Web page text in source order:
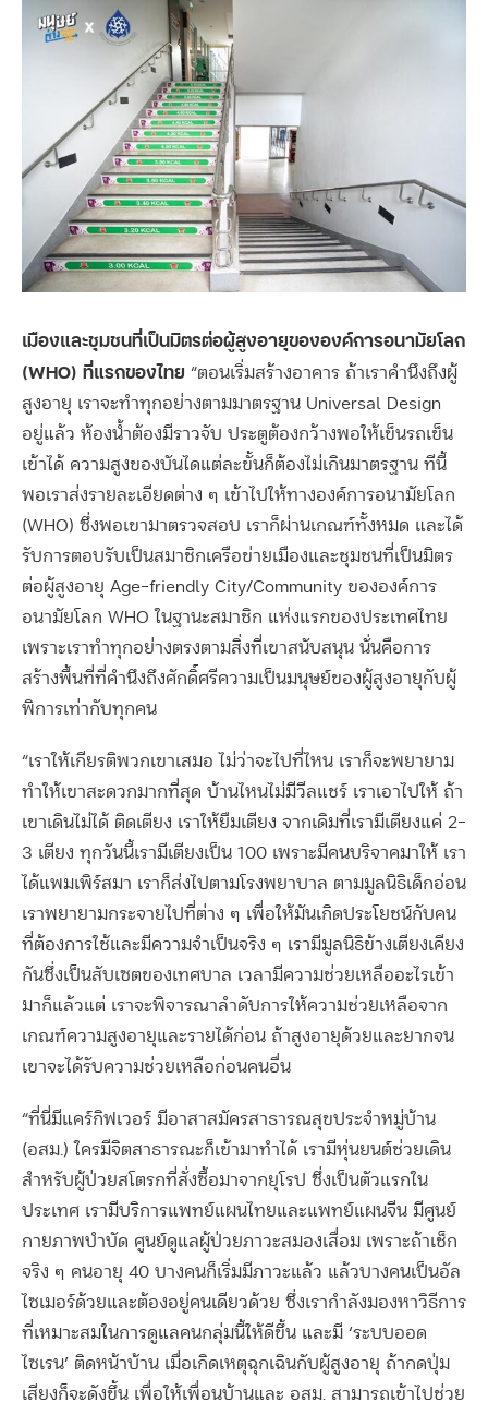
เมืองและชุมชนที่เป็นมิตรต่อผู้สูงอายุขององค์การอนามัยโลก
(WHO) ที่แรกของไทย “ตอนเริ่มสร้างอาคาร ถ้าเราคำนึงถึงผู้
สูงอายุ เราจะทำทุกอย่างตามมาตรฐาน Universal Design
อยู่แล้ว ห้องน้ำต้องมีราวจับ ประตูต้องกว้างพอให้เข็นรถเข็น
เข้าได้ ความสูงของบันไดแต่ละขั้นก็ต้องไม่เกินมาตรฐาน ทีนี้
พอเราส่งรายละเอียดต่าง ๆ เข้าไปให้ทางองค์การอนามัยโลก
(WHO) ซึ่งพอเขามาตรวจสอบ เราก็ผ่านเกณฑ์ทั้งหมด และได้
รับการตอบรับเป็นสมาชิกเครือข่ายเมืองและชุมชนที่เป็นมิตร
ต่อผู้สูงอายุ Age-friendly City/Community ขององค์การ
อนามัยโลก WHO ในฐานะสมาชิก แห่งแรกของประเทศไทย
เพราะเราทำทุกอย่างตรงตามสิ่งที่เขาสนับสนุน นั่นคือการ
สร้างพื้นที่ที่คำนึงถึงศักดิ์ศรีความเป็นมนุษย์ของผู้สูงอายุกับผู้
พิการเท่ากับทุกคน
“เราให้เกียรติพวกเขาเสมอ ไม่ว่าจะไปที่ไหน เราก็จะพยายาม
ทำให้เขาสะดวกมากที่สุด บ้านไหนไม่มีวีลแชร์ เราเอาไปให้ ถ้า
เขาเดินไม่ได้ ติดเตียง เราให้ยืมเตียง จากเดิมที่เรามีเตียงแค่ 2-
3 เตียง ทุกวันนี้เรามีเตียงเป็น 100 เพราะมีคนบริจาคมาให้ เรา
ได้แพมเพิร์สมา เราก็ส่งไปตามโรงพยาบาล ตามมูลนิธิเด็กอ่อน
เราพยายามกระจายไปที่ต่าง ๆ เพื่อให้มันเกิดประโยชน์กับคน
ที่ต้องการใช้และมีความจำเป็นจริง ๆ เรามีมูลนิธิข้างเตียงเคียง
กันซึ่งเป็นสับเซตของเทศบาล เวลามีความช่วยเหลืออะไรเข้า
มาก็แล้วแต่ เราจะพิจารณาลำดับการให้ความช่วยเหลือจาก
เกณฑ์ความสูงอายุและรายได้ก่อน ถ้าสูงอายุด้วยและยากจน
เขาจะได้รับความช่วยเหลือก่อนคนอื่น
“ที่นี่มีแคร์กิฟเวอร์ มีอาสาสมัครสาธารณสุขประจำหมู่บ้าน
(อสม.) ใครมีจิตสาธารณะก็เข้ามาทำได้ เรามีหุ่นยนต์ช่วยเดิน
สำหรับผู้ป่วยสโตรกที่สั่งซื้อมาจากยุโรป ซึ่งเป็นตัวแรกใน
ประเทศ เรามีบริการแพทย์แผนไทยและแพทย์แผนจีน มีศูนย์
กายภาพบำบัด ศูนย์ดูแลผู้ป่วยภาวะสมองเสื่อม เพราะถ้าเช็ก
จริง ๆ คนอายุ 40 บางคนก็เริ่มมีภาวะแล้ว แล้วบางคนเป็นอัล
ไซเมอร์ด้วยและต้องอยู่คนเดียวด้วย ซึ่งเรากำลังมองหาวิธีการ
ที่เหมาะสมในการดูแลคนกลุ่มนี้ให้ดีขึ้น และมี ‘ระบบออด
ไซเรน’ ติดหน้าบ้าน เมื่อเกิดเหตุฉุกเฉินกับผู้สูงอายุ ถ้ากดปุ่ม
เสียงก็จะดังขึ้น เพื่อให้เพื่อนบ้านและ อสม. สามารถเข้าไปช่วย